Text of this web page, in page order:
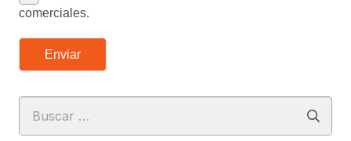
comerciales.
Enviar
Buscar: